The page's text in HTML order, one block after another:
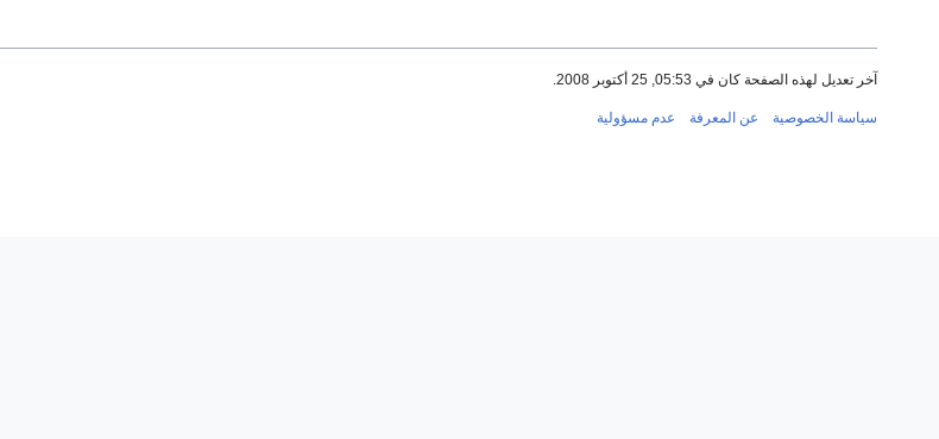
آخر تعديل لهذه الصفحة كان في 05:53, 25 أكتوبر 2008.
سياسة الخصوصية عن المعرفة عدم مسؤولية